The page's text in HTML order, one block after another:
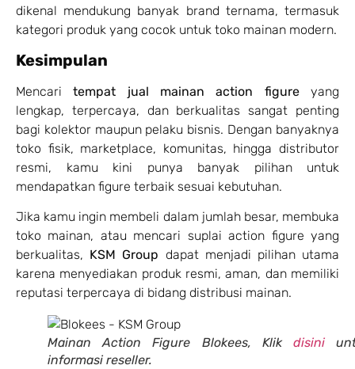
dikenal mendukung banyak brand ternama, termasuk
kategori produk yang cocok untuk toko mainan modern.
Kesimpulan
Mencaritempat jual mainan action figureyang
lengkap, terpercaya, dan berkualitas sangat penting
bagi kolektor maupun pelaku bisnis. Dengan banyaknya
toko fisik, marketplace, komunitas, hingga distributor
resmi, kamu kini punya banyak pilihan untuk
mendapatkan figure terbaik sesuai kebutuhan.
Jika kamu ingin membeli dalam jumlah besar, membuka
toko mainan, atau mencari suplai action figure yang
berkualitas, KSM Group dapat menjadi pilihan utama
karena menyediakan produk resmi, aman, dan memiliki
reputasi terpercaya di bidang distribusi mainan.
Mainan Action Figure Blokees, Klik disini
informasi reseller.